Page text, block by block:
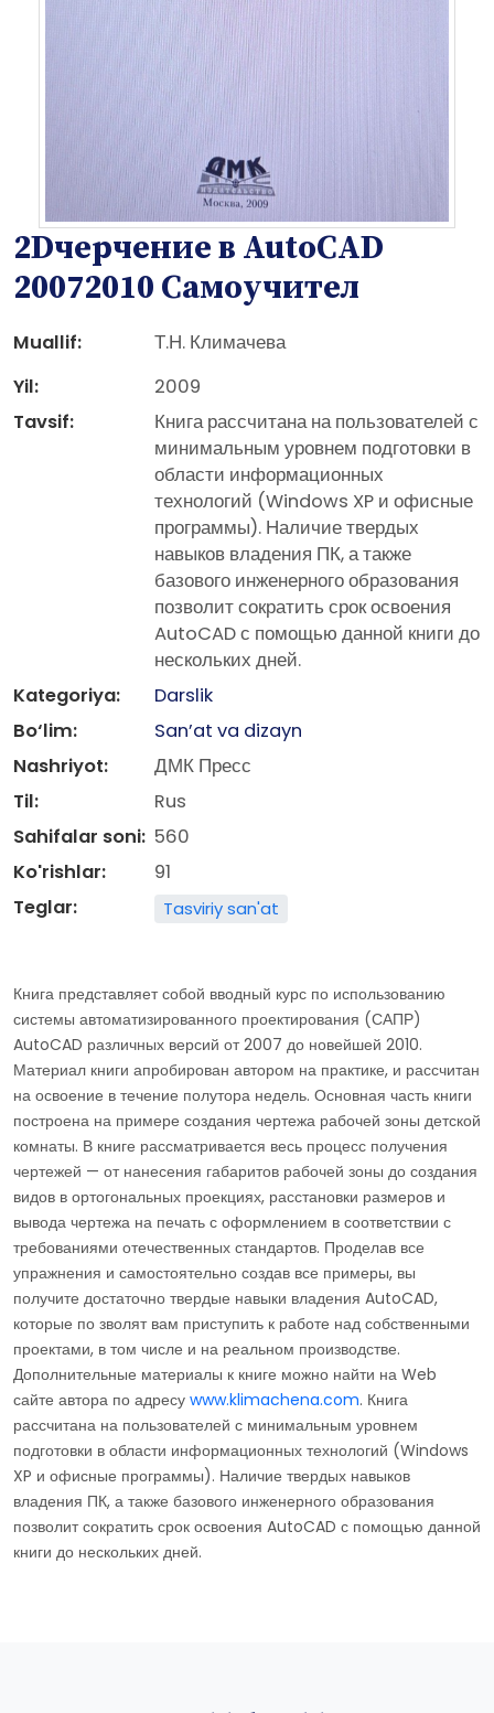
2Dчерчение в AutoCAD
20072010 Самоучител
Muallif:
Т.Н. Климачева
Yil:
2009
Tavsif:
Книга рассчитана на пользователей с
минимальным уровнем подготовки в
области информационных
технологий (Windows XP и офисные
программы). Наличие твердых
навыков владения ПК, а также
базового инженерного образования
позволит сократить срок освоения
AutoCAD с помощью данной книги до
нескольких дней.
Kategoriya:
Darslik
Bo‘lim:
San’at va dizayn
Nashriyot:
ДМК Пресс
Til:
Rus
Sahifalar soni: 560
Ko'rishlar:
91
Teglar:
Tasviriy san'at
Книга представляет собой вводный курс по использованию
системы автоматизированного проектирования (САПР)
AutoCAD различных версий от 2007 до новейшей 2010.
Материал книги апробирован автором на практике, и рассчитан
на освоение в течение полутора недель. Основная часть книги
построена на примере создания чертежа рабочей зоны детской
комнаты. В книге рассматривается весь процесс получения
чертежей — от нанесения габаритов рабочей зоны до создания
видов в ортогональных проекциях, расстановки размеров и
вывода чертежа на печать с оформлением в соответствии с
требованиями отечественных стандартов. Проделав все
упражнения и самостоятельно создав все примеры, вы
получите достаточно твердые навыки владения AutoCAD,
которые по зволят вам приступить к работе над собственными
проектами, в том числе и на реальном производстве.
Дополнительные материалы к книге можно найти на Web
сайте автора по адресу www.klimachena.com. Книга
рассчитана на пользователей с минимальным уровнем
подготовки в области информационных технологий (Windows
XP и офисные программы). Наличие твердых навыков
владения ПК, а также базового инженерного образования
позволит сократить срок освоения AutoCAD с помощью данной
книги до нескольких дней.